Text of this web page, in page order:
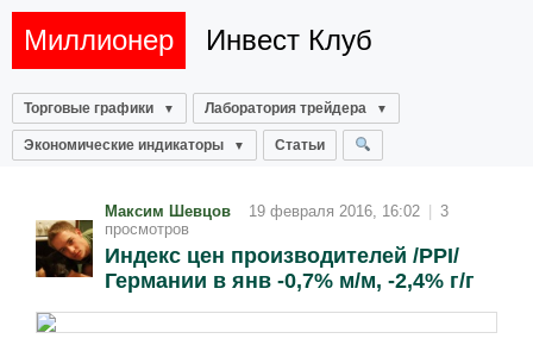
Миллионер Инвест Клуб
Торговые графики Лаборатория трейдера
Экономические индикаторы Статьи
Максим Шевцов 19 февраля 2016, 16:02
3
просмотров
Индекс цен производителей /PPI/
Германии в янв -0,7% м/м, -2,4% г/г